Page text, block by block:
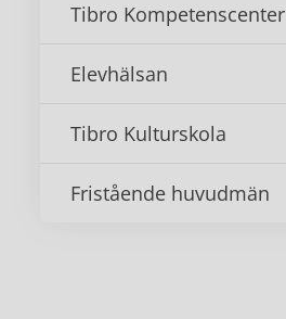
Tibro Kompetenscenter
Elevhälsan
Tibro Kulturskola
Fristående huvudmän